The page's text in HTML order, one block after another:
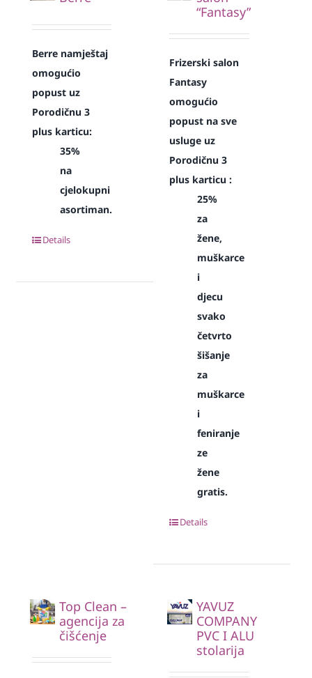
Berre namještaj
omogućio
popust uz
Porodičnu 3
plus karticu:
35%
na
cjelokupni
asortiman.
Details
“Fantasy”
Frizerski salon
Fantasy
omogućio
popust na sve
usluge uz
Porodičnu 3
plus karticu :
25%
za
žene,
muškarce
i
djecu
svako
četvrto
šišanje
za
muškarce
i
feniranje
ze
žene
gratis.
Details
Top Clean –
agencija za
čišćenje
YAVUZ
COMPANY
PVC I ALU
stolarija